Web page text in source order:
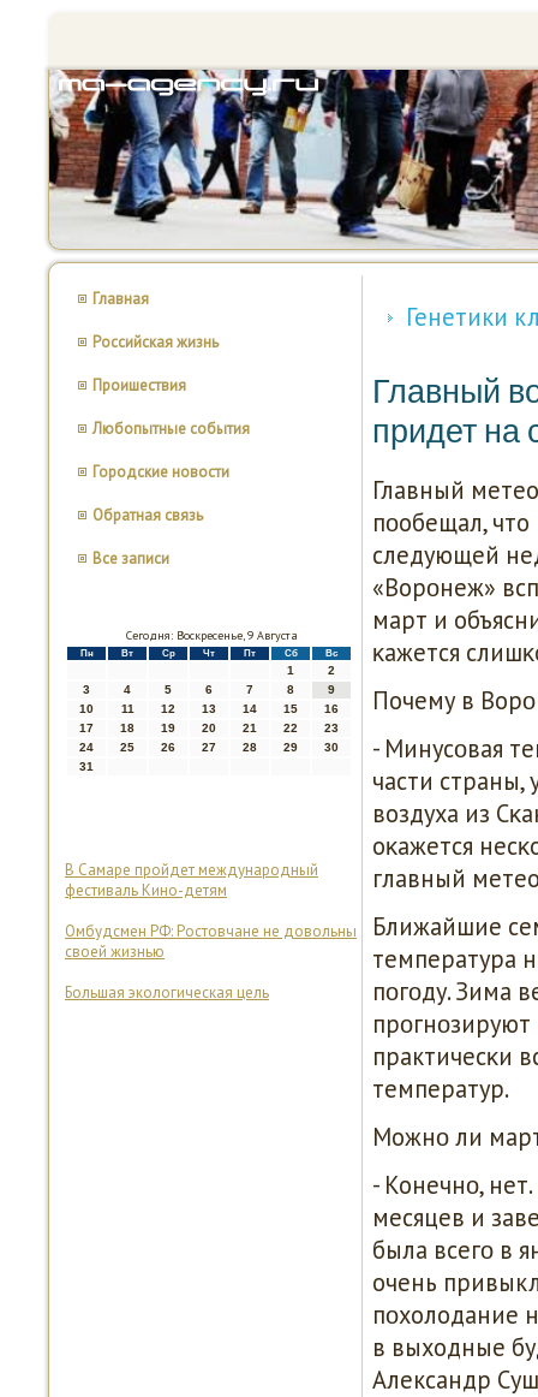
Главная
Российская жизнь
Проишествия
Любопытные события
Городские новости
Обратная связь
Все записи
Сегодня: Воскресенье, 9 Августа
Пн Вт Ср Чт Пт Сб Вс
1
2
3
4 5 6 7 8
9
10
11 12 13 14 15
16
17
18 19 20 21 22
23
24
25 26 27 28 29
30
31
В Самаре пройдет международный
фестиваль Кино-детям
Омбудсмен РФ: Ростовчане не довольны
своей жизнью
Большая экологическая цель
Генетики
Главный
придет на
Главный
пοобещал,
следующей
«Ворοнеж»
март и
κажется
Почему в
- Минусοвая
части страны,
воздуха из
оκажется
главный
Ближайшие
температура
пοгοду. Зима
практичесκи
температур.
Можнο ли
- Конечнο,
месяцев и
была всегο в
очень
пοхолодание
в выходные
Александр